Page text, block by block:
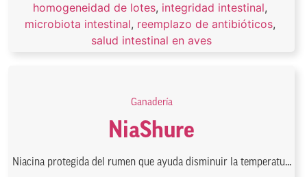
homogeneidad de lotes, integridad intestinal,
microbiota intestinal, reemplazo de antibióticos,
salud intestinal en aves
Ganadería
NiaShure
Niacina protegida del rumen que ayuda disminuir la temperatu...